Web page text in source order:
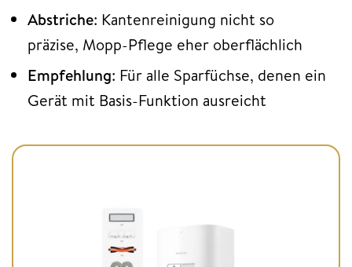
Abstriche: Kantenreinigung nicht so
präzise, Mopp-Pflege eher oberflächlich
Empfehlung: Für alle Sparfüchse, denen ein
Gerät mit Basis-Funktion ausreicht